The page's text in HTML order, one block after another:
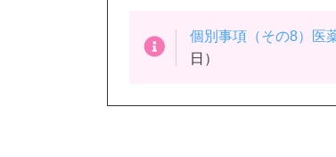
個別事項（その8）医
日）